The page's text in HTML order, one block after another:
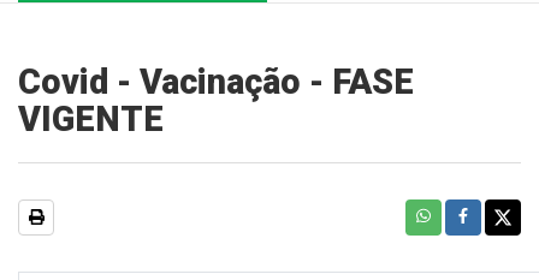
Covid - Vacinação - FASE
VIGENTE